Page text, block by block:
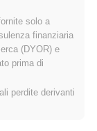
di Heco-Peg
solo a
finanziaria
(DYOR) e
prima di
perdite derivanti